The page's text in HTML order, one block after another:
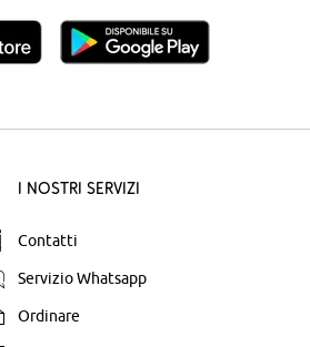
I nostri servizi
Contatti
Servizio Whatsapp
Ordinare